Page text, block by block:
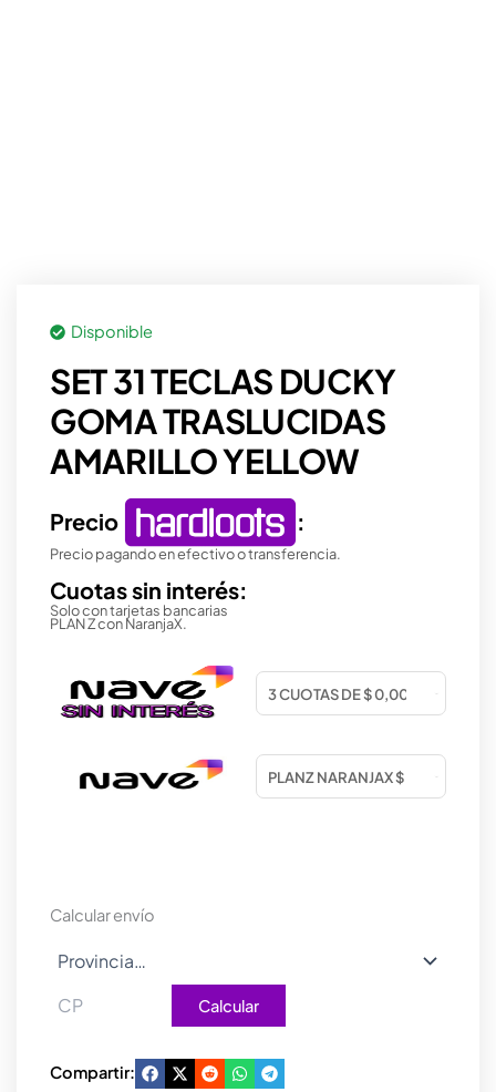
Disponible
SET 31 TECLAS DUCKY
GOMA TRASLUCIDAS
AMARILLO YELLOW
Precio :
Precio pagando en efectivo o transferencia.
Cuotas sin interés:
Solo con tarjetas bancarias
PLAN Z con NaranjaX.
Calcular envío
Calcular
Compartir: